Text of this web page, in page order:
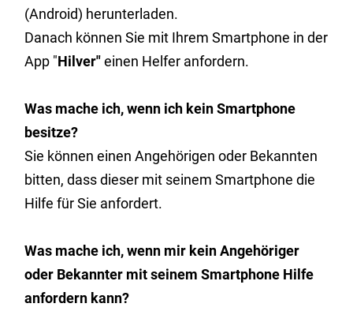
(Android) herunterladen.
Danach können Sie mit Ihrem Smartphone in der
App "Hilver"einen Helfer anfordern.
Was mache ich, wenn ich kein Smartphone
besitze?
Sie können einen Angehörigen oder Bekannten
bitten, dass dieser mit seinem Smartphone die
Hilfe für Sie anfordert.
Was mache ich, wenn mir kein Angehöriger
oder Bekannter mit seinem Smartphone Hilfe
anfordern kann?